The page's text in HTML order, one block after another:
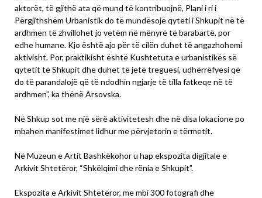
aktorët, të gjithë ata që mund të kontribuojnë, Plani i ri i
Përgjithshëm Urbanistik do të mundësojë qyteti i Shkupit në të
ardhmen të zhvillohet jo vetëm në mënyrë të barabartë, por
edhe humane. Kjo është ajo për të cilën duhet të angazhohemi
aktivisht. Por, praktikisht është Kushtetuta e urbanistikës së
qytetit të Shkupit dhe duhet të jetë treguesi, udhërrëfyesi që
do të parandalojë që të ndodhin ngjarje të tilla fatkeqe në të
ardhmen”, ka thënë Arsovska.
Në Shkup sot me një sërë aktivitetesh dhe në disa lokacione po
mbahen manifestimet lidhur me përvjetorin e tërmetit.
Në Muzeun e Artit Bashkëkohor u hap ekspozita digjitale e
Arkivit Shtetëror, “Shkëlqimi dhe rënia e Shkupit”.
Ekspozita e Arkivit Shtetëror, me mbi 300 fotografi dhe